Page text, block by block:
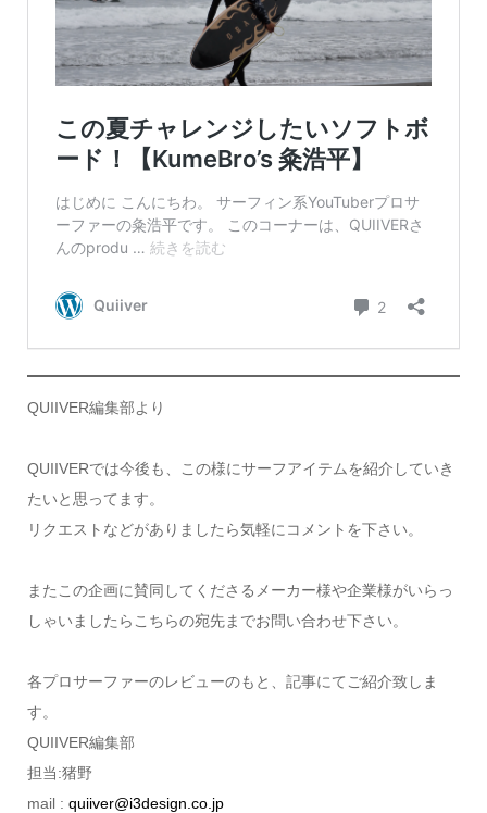
QUIIVER編集部より
QUIIVERでは今後も、この様にサーフアイテムを紹介していき
たいと思ってます。
リクエストなどがありましたら気軽にコメントを下さい。
またこの企画に賛同してくださるメーカー様や企業様がいらっ
しゃいましたらこちらの宛先までお問い合わせ下さい。
各プロサーファーのレビューのもと、記事にてご紹介致しま
す。
QUIIVER編集部
担当:猪野
mail : quiiver@i3design.co.jp